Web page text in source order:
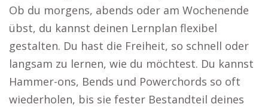
Ob du morgens, abends oder am Wochenende
übst, du kannst deinen Lernplan flexibel
gestalten. Du hast die Freiheit, so schnell oder
langsam zu lernen, wie du möchtest. Du kannst
Hammer-ons, Bends und Powerchords so oft
wiederholen, bis sie fester Bestandteil deines